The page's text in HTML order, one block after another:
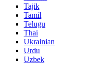
Tajik
Tamil
Telugu
Thai
Ukrainian
Urdu
Uzbek